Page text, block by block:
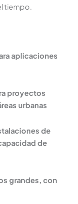
tiempo.
aplicaciones
proyectos
urbanas
de
de
grandes, con